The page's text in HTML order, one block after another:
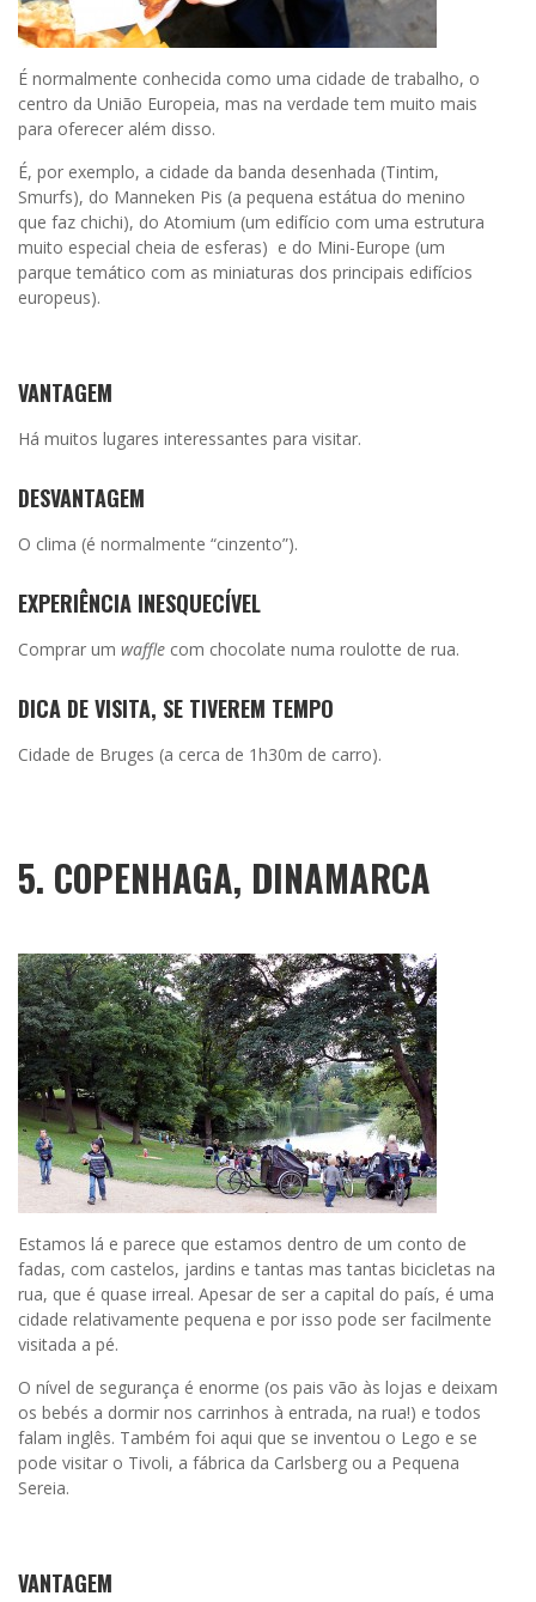
É normalmente conhecida como uma cidade de trabalho, o
centro da União Europeia, mas na verdade tem muito mais
para oferecer além disso.
É, por exemplo, a cidade da banda desenhada (Tintim,
Smurfs), do Manneken Pis (a pequena estátua do menino
que faz chichi), do Atomium (um edifício com uma estrutura
muito especial cheia de esferas) e do Mini-Europe (um
parque temático com as miniaturas dos principais edifícios
europeus).
VANTAGEM
Há muitos lugares interessantes para visitar.
DESVANTAGEM
O clima (é normalmente “cinzento”).
EXPERIÊNCIA INESQUECÍVEL
Comprar um waffle com chocolate numa roulotte de rua.
DICA DE VISITA, SE TIVEREM TEMPO
Cidade de Bruges (a cerca de 1h30m de carro).
5. COPENHAGA, DINAMARCA
Estamos lá e parece que estamos dentro de um conto de
fadas, com castelos, jardins e tantas mas tantas bicicletas na
rua, que é quase irreal. Apesar de ser a capital do país, é uma
cidade relativamente pequena e por isso pode ser facilmente
visitada a pé.
O nível de segurança é enorme (os pais vão às lojas e deixam
os bebés a dormir nos carrinhos à entrada, na rua!) e todos
falam inglês. Também foi aqui que se inventou o Lego e se
pode visitar o Tivoli, a fábrica da Carlsberg ou a Pequena
Sereia.
VANTAGEM